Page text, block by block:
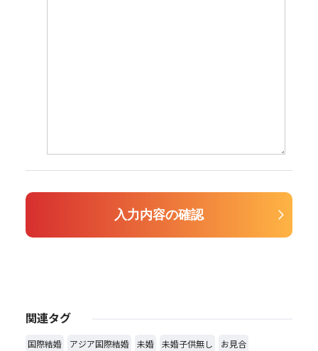
関連タグ
国際結婚 アジア国際結婚 未婚 未婚子供無し お見合